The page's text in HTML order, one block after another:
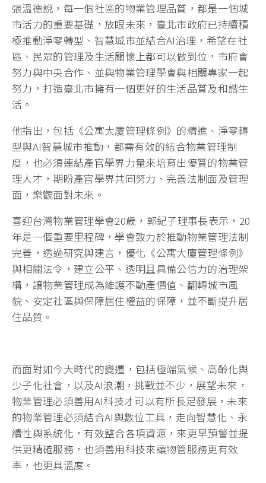
張溫德說，每一個社區的物業管理品質，都是一個城
市活力的重要基礎，放眼未來，臺北市政府已持續積
極推動淨零轉型、智慧城市並結合AI治理，希望在社
區、民眾的管理及生活關懷上都可以做到位，市府會
努力與中央合作、並與物業管理學會與相關專家一起
努力，打造臺北市擁有一個更好的生活品質及和諧生
活。
他指出，包括《公寓大廈管理條例》的精進、淨零轉
型與AI智慧城市推動，都需有效的結合物業管理制
度，也必須連結產官學界力量來培育出優質的物業管
理人才，期盼產官學界共同努力、完善法制面及管理
面，樂觀面對未來。
喜迎台灣物業管理學會20歲，郭紀子理事長表示，20
年是一個重要里程碑，學會致力於推動物業管理法制
完善，透過研究與建言，優化《公寓大廈管理條例》
與相關法令，建立公平、透明且具備公信力的治理架
構，讓物業管理成為維護不動產價值、翻轉城市風
貌、安定社區與保障居住權益的保障，並不斷提升居
住品質。
而面對如今大時代的變遷，包括極端氣候、高齡化與
少子化社會，以及AI浪潮，挑戰並不少，展望未來，
物業管理必須善用AI科技才可以有所長足發展，未來
的物業管理必須結合AI與數位工具，走向智慧化、永
續性與系統化，有效整合各項資源，來更早預警並提
供更精確服務，也須善用科技來讓物管服務更有效
率，也更具溫度。